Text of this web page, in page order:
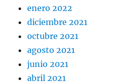
enero 2022
diciembre 2021
octubre 2021
agosto 2021
junio 2021
abril 2021